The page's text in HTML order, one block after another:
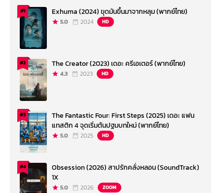
#1 Exhuma (2024) ขุดมันขึ้นมาจากหลุม (พากย์ไทย)
5.0 2024 HD
#2 The Creator (2023) เดอะ ครีเอเตอร์ (พากย์ไทย)
4.3 2023 HD
#3
The Fantastic Four: First Steps (2025) เดอะ แฟน
แทสติก 4 จุดเริ่มต้นปฐมบทใหม่ (พากย์ไทย)
5.0 2025 HD
#4
Obsession (2026) สาปรักคลั่งหลอน (SoundTrack)
1X
5.0 2026 ZOOM